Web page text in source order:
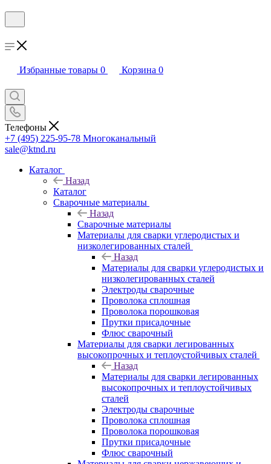
Избранные товары 0 Корзина 0
Телефоны
+7 (495) 225-95-78 Многоканальный
sale@ktnd.ru
Каталог
Назад
Каталог
Сварочные материалы
Назад
Сварочные материалы
Материалы для сварки углеродистых и
низколегированных сталей
Назад
Материалы для сварки углеродистых и
низколегированных сталей
Электроды сварочные
Проволока сплошная
Проволока порошковая
Прутки присадочные
Флюс сварочный
Материалы для сварки легированных
высокопрочных и теплоустойчивых сталей
Назад
Материалы для сварки легированных
высокопрочных и теплоустойчивых
сталей
Электроды сварочные
Проволока сплошная
Проволока порошковая
Прутки присадочные
Флюс сварочный